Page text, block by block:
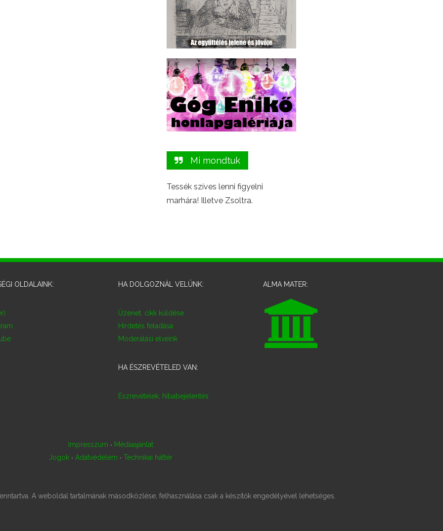
Mi mondtuk
Tessék szíves lenni figyelni
marhára! Illetve Zsoltra.
OLDALAINK: HA DOLGOZNÁL VELÜNK:
Üzenet, cikk küldése
Hirdetés feladása
Moderálási elveink
HA ÉSZREVÉTELED VAN:
Észrevételek, hibabejelentés
ALMA MATER:
Impresszum · Médiaajánlat
Jogok · Adatvédelem · Technikai háttér
A weboldal tartalmának másodközlése, felhasználása csak a készítők engedélyével lehetséges.